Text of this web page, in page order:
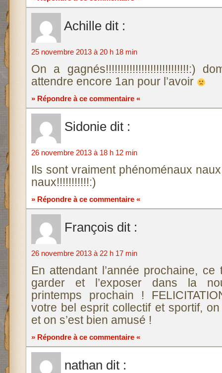
Achille dit :
25 novembre 2013 à 20 h 18 min
On a gagnés!!!!!!!!!!!!!!!!!!!!!!!!!!!!:)
attendre encore 1an pour l’avoir
» Répondre à ce commentaire «
Sidonie dit :
26 novembre 2013 à 18 h 12 min
Ils sont vraiment phénoménaux
naux!!!!!!!!!!!:)
» Répondre à ce commentaire «
François dit :
26 novembre 2013 à 22 h 17 min
En attendant l’année prochaine,
garder et l’exposer dans la
printemps prochain !
votre bel esprit collectif et sportif,
et on s’est bien amusé !
» Répondre à ce commentaire «
nathan dit :